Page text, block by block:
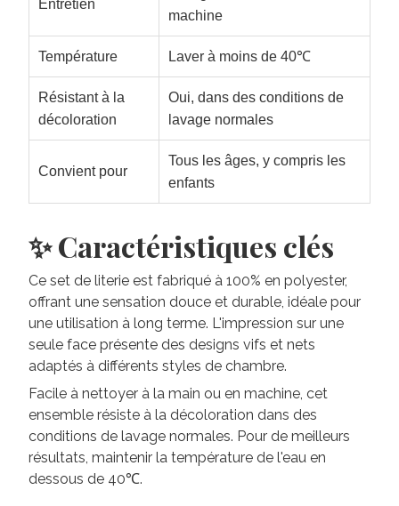
Entretien
machine
Température Laver à moins de 40℃
Résistant à la
décoloration
Oui, dans des conditions de
lavage normales
Convient pour
Tous les âges, y compris les
enfants
✨ Caractéristiques clés
Ce set de literie est fabriqué à 100% en polyester,
offrant une sensation douce et durable, idéale pour
une utilisation à long terme. L'impression sur une
seule face présente des designs vifs et nets
adaptés à différents styles de chambre.
Facile à nettoyer à la main ou en machine, cet
ensemble résiste à la décoloration dans des
conditions de lavage normales. Pour de meilleurs
résultats, maintenir la température de l'eau en
dessous de 40℃.